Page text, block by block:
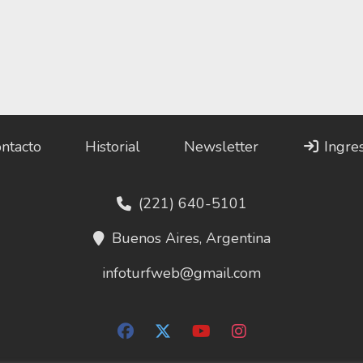
Historial Newsletter
(221) 640-5101
Buenos Aires, Argentina
infoturfweb@gmail.com